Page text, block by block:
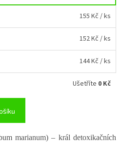
155 Kč / ks
152 Kč / ks
144 Kč / ks
Ušetříte 0 Kč
marianum) – král detoxikačních